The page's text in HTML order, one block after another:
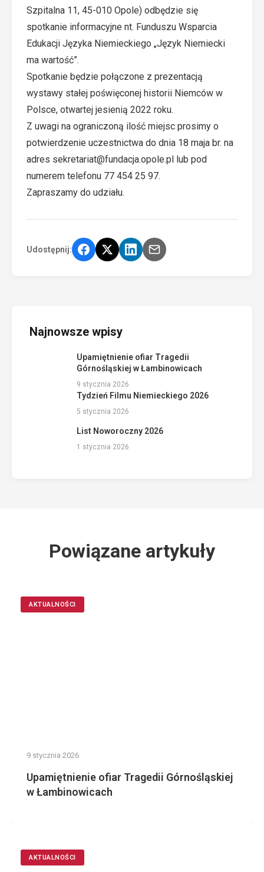
Szpitalna 11, 45-010 Opole) odbędzie się
spotkanie informacyjne nt. Funduszu Wsparcia
Edukacji Języka Niemieckiego „Język Niemiecki
ma wartość”.
Spotkanie będzie połączone z prezentacją
wystawy stałej poświęconej historii Niemców w
Polsce, otwartej jesienią 2022 roku.
Z uwagi na ograniczoną ilość miejsc prosimy o
potwierdzenie uczestnictwa do dnia 18 maja br. na
adres sekretariat@fundacja.opole.pl lub pod
numerem telefonu 77 454 25 97.
Zapraszamy do udziału.
Udostępnij:
Najnowsze wpisy
Upamiętnienie ofiar Tragedii
Górnośląskiej w Łambinowicach
9 stycznia 2026
Tydzień Filmu Niemieckiego 2026
5 stycznia 2026
List Noworoczny 2026
1 stycznia 2026
Powiązane artykuły
AKTUALNOŚCI
9 stycznia 2026
Upamiętnienie ofiar Tragedii Górnośląskiej
w Łambinowicach
AKTUALNOŚCI